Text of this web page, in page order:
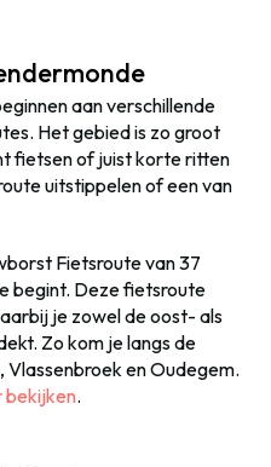
aan verschillende
Het gebied is zo groot
fietsen of juist korte ritten
uitstippelen of een van
Fietsroute van 37
begint. Deze fietsroute
je zowel de oost- als
Zo kom je langs de
en Oudegem.
bekijken.